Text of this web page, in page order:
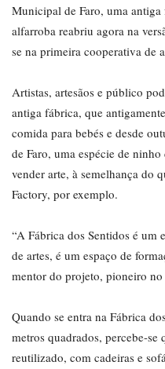
Municipal de Faro, uma
alfarroba reabriu agora na
se na primeira cooperativa de
Artistas, artesãos e público
antiga fábrica, que
comida para bebés e desde
de Faro, uma espécie de
vender arte, à semelhança do
Factory, por exemplo.
“A Fábrica dos Sentidos é um
de artes, é um espaço de
mentor do projeto, pioneiro
Quando se entra na Fábrica
metros quadrados, percebe-
reutilizado, com cadeiras e